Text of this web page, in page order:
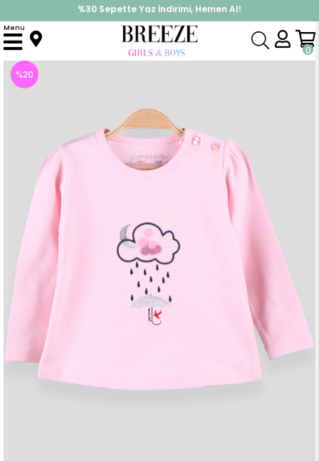
%30 Sepette Yaz İndirimi, Hemen Al!
İndirimlere ek %10 İndirimi Kap, Hemen Üye Ol!
0
Menu
Anasayfa Üst Giyim Uzun Kollu Tişört Kız Bebek Uzun Kollu Tişört Bulut Desenli Pembe (1 Yaş)
%20